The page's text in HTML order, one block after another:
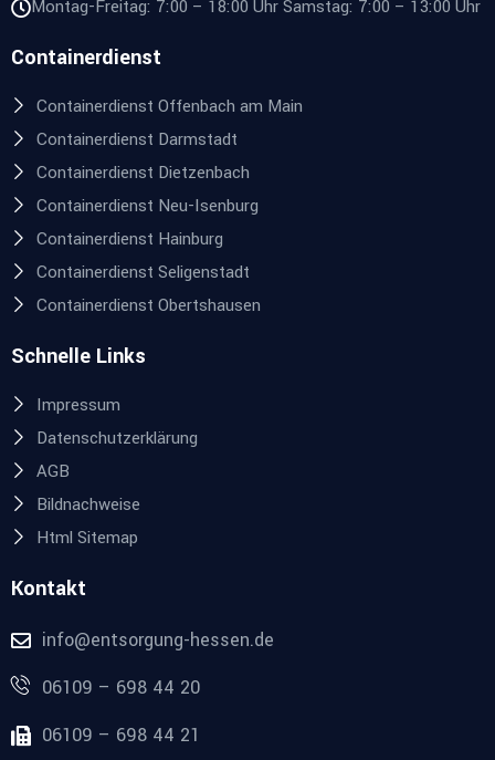
Montag-Freitag: 7:00 – 18:00 Uhr Samstag: 7:00 – 13:00 Uhr
Containerdienst
Containerdienst Offenbach am Main
Containerdienst Darmstadt
Containerdienst Dietzenbach
Containerdienst Neu-Isenburg
Containerdienst Hainburg
Containerdienst Seligenstadt
Containerdienst Obertshausen
Schnelle Links
Impressum
Datenschutzerklärung
AGB
Bildnachweise
Html Sitemap
Kontakt
info@entsorgung-hessen.de
06109 – 698 44 20
06109 – 698 44 21